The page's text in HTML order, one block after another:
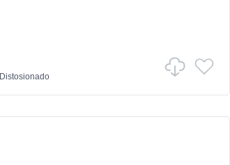
Distosionado